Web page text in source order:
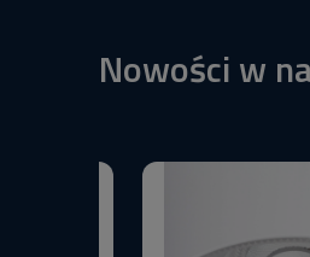
Nowości w